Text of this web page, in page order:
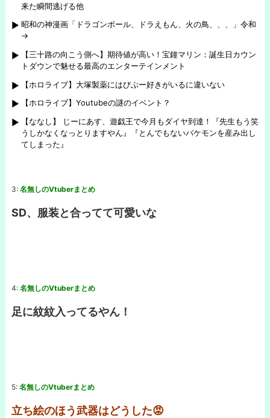
来た瞬間逃げる他
昭和の神漫画「ドラゴンボール、ドラえもん、火の鳥、、、」令和
→
【三十路の向こう側へ】期待値が高い！宝鐘マリン：誕生日カウン
トダウンで魅せる最高のエンターテインメント
【ホロライブ】大塚製薬にはびぶー好きがいるに違いない
【ホロライブ】Youtubeの謎のイベント？
【ななし】 じーにあす、遊戯王で今月もダイヤ到達！『先生もう笑
うしかなくなっとりますやん』『とんでもないバケモンを産み出し
てしまった』
3: 名無しのVtuberまとめ
SD、服装と合ってて可愛いな
4: 名無しのVtuberまとめ
足に紋紋入ってるやん！
5: 名無しのVtuberまとめ
立ち絵のほう武器はどうした😡